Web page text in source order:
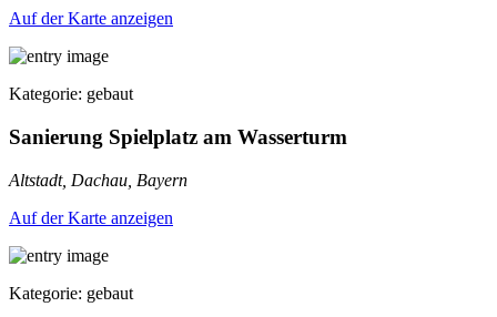
Auf der Karte anzeigen
Kategorie: gebaut
Sanierung Spielplatz am Wasserturm
Altstadt, Dachau, Bayern
Auf der Karte anzeigen
Kategorie: gebaut